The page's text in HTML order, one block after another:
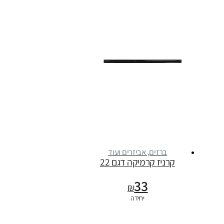
ברזים, אביזרים ועוד
קרניז קרמיקה דגם 22
₪33
יחידה